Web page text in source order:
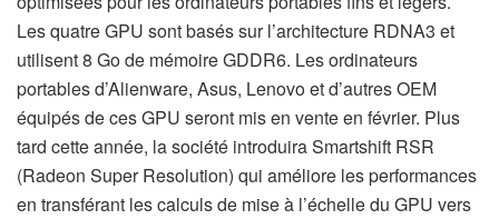
Les quatre GPU sont basés sur l’architecture RDNA3 et
utilisent 8 Go de mémoire GDDR6. Les ordinateurs
portables d’Alienware, Asus, Lenovo et d’autres OEM
équipés de ces GPU seront mis en vente en février. Plus
tard cette année, la société introduira Smartshift RSR
(Radeon Super Resolution) qui améliore les performances
en transférant les calculs de mise à l’échelle du GPU vers